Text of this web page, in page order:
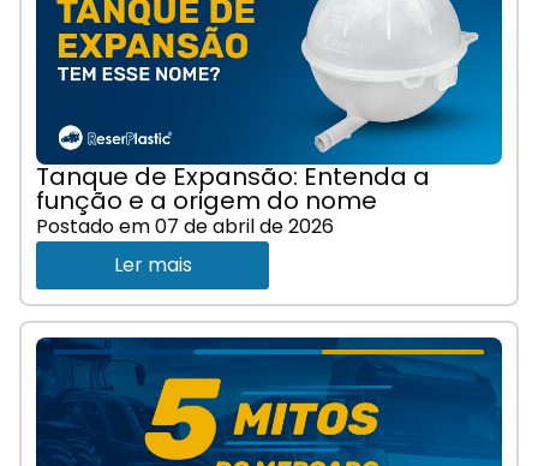
Tanque de Expansão: Entenda a
função e a origem do nome
Postado em07 de abril de 2026
Ler mais